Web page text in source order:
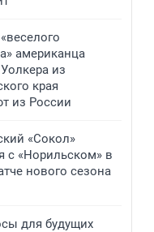
американца
из
края
из России
«Сокол»
с «Норильском» в
нового сезона
для будущих